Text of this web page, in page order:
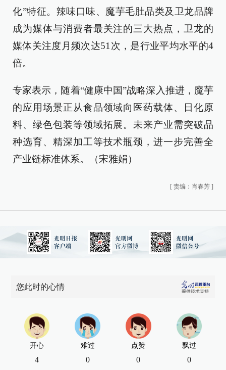
化”特征。辣味口味、魔芋毛肚品类及卫龙品牌
成为媒体与消费者最关注的三大热点，卫龙的
媒体关注度月频次达51次，是行业平均水平的4
倍。
专家表示，随着“健康中国”战略深入推进，魔芋
的应用场景正从食品领域向医药载体、日化原
料、绿色包装等领域拓展。未来产业需突破品
种选育、精深加工等技术瓶颈，进一步完善全
产业链标准体系。（宋雅娟）
[ 责编：肖春芳 ]
您此时的心情
开心
4
难过
0
点赞
0
飘过
0